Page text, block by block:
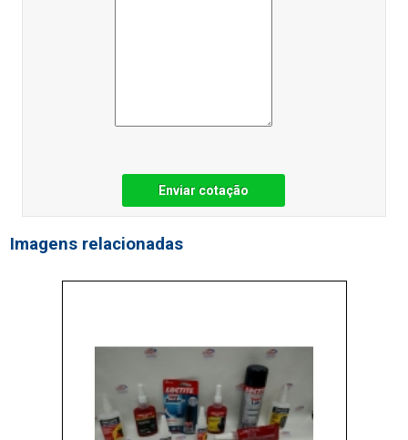
Enviar cotação
Imagens relacionadas